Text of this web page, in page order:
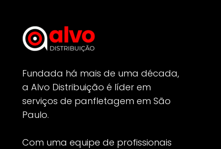
Fundada há mais de uma década,
a Alvo Distribuição é líder em
serviços de panfletagem em São
Paulo.
Com uma equipe de profissionais